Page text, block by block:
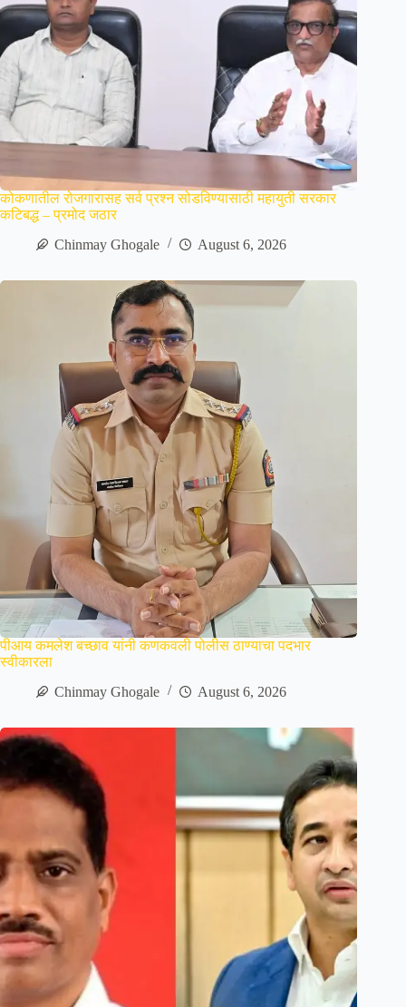
कोकणातील रोजगारासह सर्व प्रश्न सोडविण्यासाठी महायुती सरकार
कटिबद्ध – प्रमोद जठार
Chinmay Ghogale
August 6, 2026
पीआय कमलेश बच्छाव यांनी कणकवली पोलीस ठाण्याचा पदभार
स्वीकारला
Chinmay Ghogale
August 6, 2026